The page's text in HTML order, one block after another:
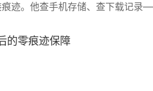
迹。他查手机存储、查下载记录
的零痕迹保障